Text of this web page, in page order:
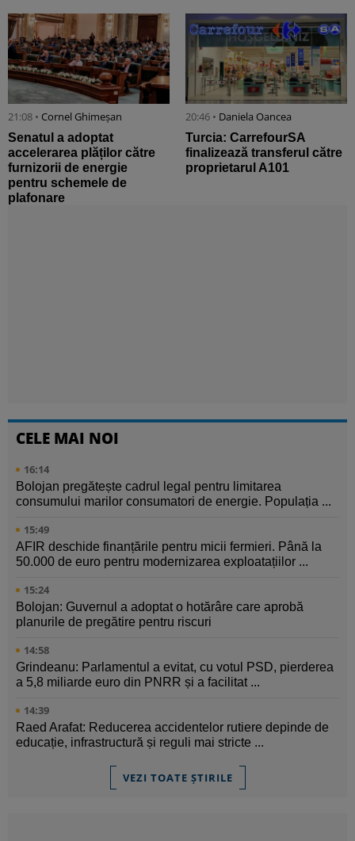
21:08 • Cornel Ghimeșan
Senatul a adoptat
accelerarea plăților către
furnizorii de energie
pentru schemele de
plafonare
20:46 • Daniela Oancea
Turcia: CarrefourSA
finalizează transferul către
proprietarul A101
CELE MAI NOI
16:14
Bolojan pregătește cadrul legal pentru limitarea
consumului marilor consumatori de energie. Populația ...
15:49
AFIR deschide finanțările pentru micii fermieri. Până la
50.000 de euro pentru modernizarea exploatațiilor ...
15:24
Bolojan: Guvernul a adoptat o hotărâre care aprobă
planurile de pregătire pentru riscuri
14:58
Grindeanu: Parlamentul a evitat, cu votul PSD, pierderea
a 5,8 miliarde euro din PNRR și a facilitat ...
14:39
Raed Arafat: Reducerea accidentelor rutiere depinde de
educație, infrastructură și reguli mai stricte ...
VEZI TOATE ȘTIRILE